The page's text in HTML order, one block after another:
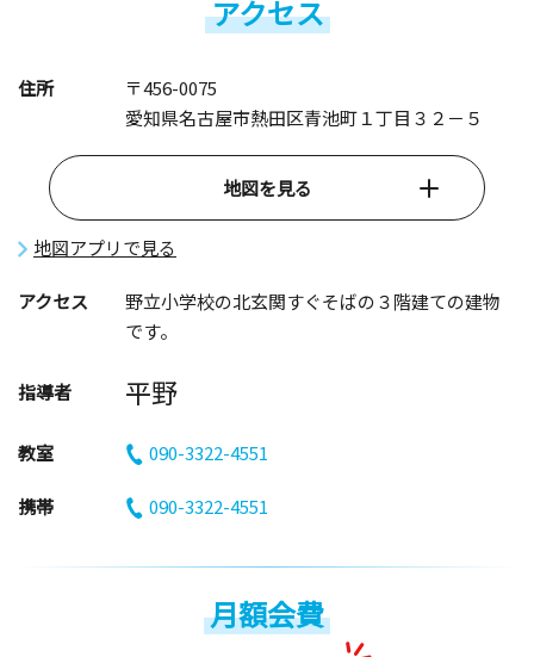
アクセス
住所
〒456-0075
愛知県名古屋市熱田区青池町１丁目３２－５
地図を見る
地図アプリで見る
アクセス
野立小学校の北玄関すぐそばの３階建ての建物
です。
指導者 平野
教室 090-3322-4551
携帯 090-3322-4551
月額会費